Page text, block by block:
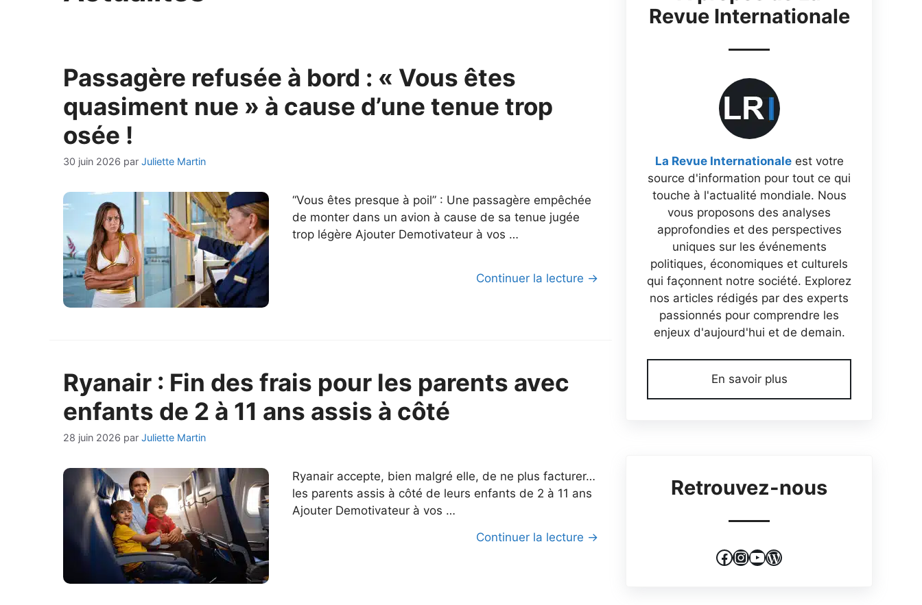
Passagère refusée à bord : « Vous êtes
quasiment nue » à cause d’une tenue trop
osée !
30 juin 2026 par Juliette Martin
“Vous êtes presque à poil” : Une passagère empêchée
de monter dans un avion à cause de sa tenue jugée
trop légère Ajouter Demotivateur à vos …
Continuer la lecture →
Ryanair : Fin des frais pour les parents avec
enfants de 2 à 11 ans assis à côté
28 juin 2026 par Juliette Martin
Ryanair accepte, bien malgré elle, de ne plus facturer…
les parents assis à côté de leurs enfants de 2 à 11 ans
Ajouter Demotivateur à vos …
Continuer la lecture →
Revue Internationale
La Revue Internationaleest votre
source d'information pour tout ce qui
touche à l'actualité mondiale. Nous
vous proposons des analyses
approfondies et des perspectives
uniques sur les événements
politiques, économiques et culturels
qui façonnent notre société. Explorez
nos articles rédigés par des experts
passionnés pour comprendre les
enjeux d'aujourd'hui et de demain.
En savoir plus
Retrouvez-nous
Facebook
Instagram
YouTube
WordPress